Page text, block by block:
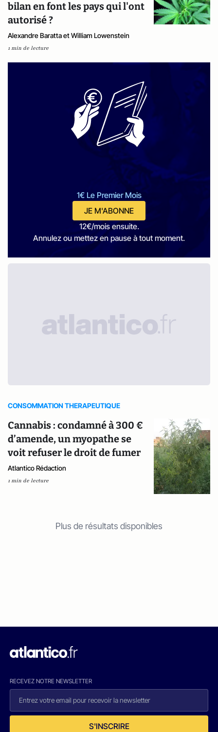
bilan en font les pays qui l'ont
autorisé ?
Alexandre Baratta et William Lowenstein
1 min de lecture
1€ Le Premier Mois
JE M'ABONNE
12€/mois ensuite.
Annulez ou mettez en pause à tout moment.
CONSOMMATION THERAPEUTIQUE
Cannabis : condamné à 300 €
d’amende, un myopathe se
voit refuser le droit de fumer
Atlantico Rédaction
1 min de lecture
Plus de résultats disponibles
RECEVEZ NOTRE NEWSLETTER
S'INSCRIRE